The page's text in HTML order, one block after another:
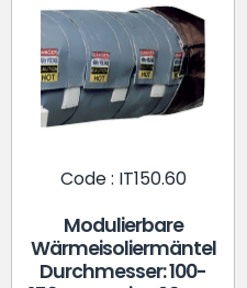
Code : IT150.60
Modulierbare
Wärmeisoliermäntel
Durchmesser: 100-